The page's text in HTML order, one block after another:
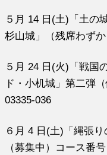
５月 14 日(土)「土の
杉山城」（残席わず
５月 24 日(火)「戦国
ド・小机城」第二弾
03335-036
６月 4 日(土)「縄張
（募集中）コース番